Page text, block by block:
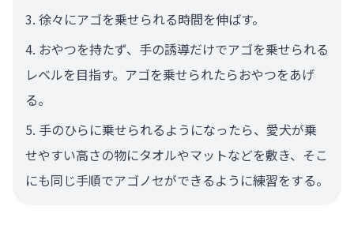
徐々にアゴを乗せられる時間を伸ばす。
おやつを持たず、手の誘導だけでアゴを乗せられる
レベルを目指す。アゴを乗せられたらおやつをあげ
る。
手のひらに乗せられるようになったら、愛犬が乗
せやすい高さの物にタオルやマットなどを敷き、そこ
にも同じ手順でアゴノセができるように練習をする。